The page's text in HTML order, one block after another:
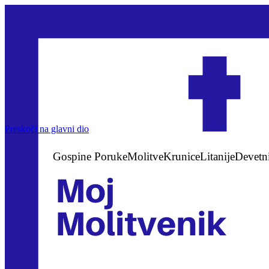
Preskoči na glavni dio
Gospine PorukeMolitveKruniceLitanije